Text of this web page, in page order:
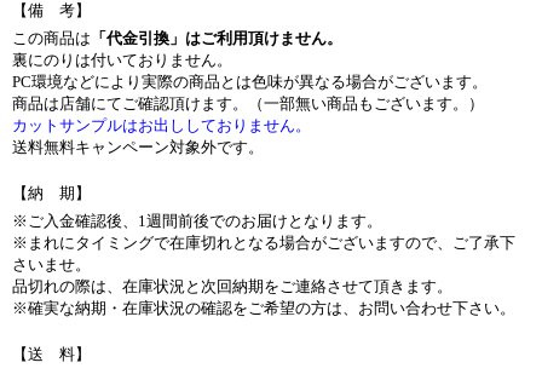
【備 考】
この商品は 「代金引換」はご利用頂けません。
裏にのりは付いておりません。
PC環境などにより実際の商品とは色味が異なる場合がございます。
商品は店舗にてご確認頂けます。（一部無い商品もございます。）
カットサンプルはお出ししておりません。
送料無料キャンペーン対象外です。
【納 期】
※ご入金確認後、1週間前後でのお届けとなります。
※まれにタイミングで在庫切れとなる場合がございますので、ご了承下
さいませ。
品切れの際は、在庫状況と次回納期をご連絡させて頂きます。
※確実な納期・在庫状況の確認をご希望の方は、お問い合わせ下さい。
【送 料】